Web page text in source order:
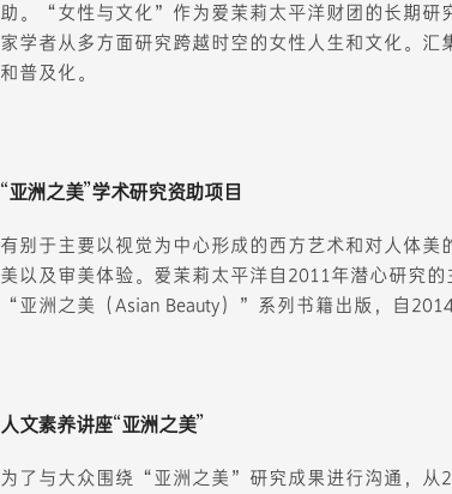
助。“女性与文化”作为爱茉莉太平洋财团的长期研
家学者从多方面研究跨越时空的女性人生和文化。
和普及化。
“亚洲之美”学术研究资助项目
有别于主要以视觉为中心形成的西方艺术和对人体
美以及审美体验。爱茉莉太平洋自2011年潜心研究
“亚洲之美（Asian Beauty）”系列书籍出版，自
人文素养讲座“亚洲之美”
为了与大众围绕“亚洲之美”研究成果进行沟通，从